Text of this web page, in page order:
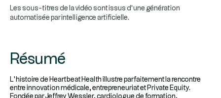
Les sous-titres de la vidéo sont issus d’une génération
automatisée par intelligence artificielle.
Résumé
L’histoire de Heartbeat Health illustre parfaitement la rencontre
entre innovation médicale, entrepreneuriat et Private Equity.
Fondée par Jeffrey Wessler, cardiologue de formation,